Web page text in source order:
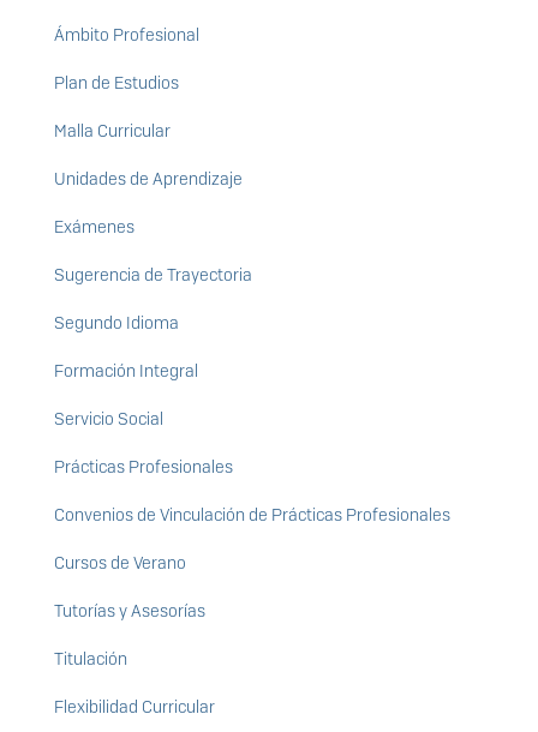
Ámbito Profesional
Plan de Estudios
Malla Curricular
Unidades de Aprendizaje
Exámenes
Sugerencia de Trayectoria
Segundo Idioma
Formación Integral
Servicio Social
Prácticas Profesionales
Convenios de Vinculación de Prácticas Profesionales
Cursos de Verano
Tutorías y Asesorías
Titulación
Flexibilidad Curricular